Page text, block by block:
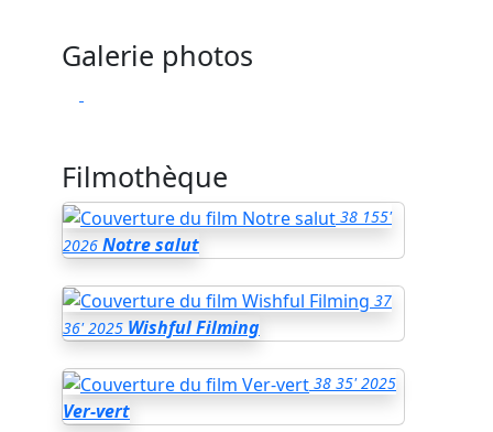
Galerie photos
Filmothèque
38 155'
2026 Notre salut
37
36' 2025 Wishful Filming
38 35' 2025
Ver-vert